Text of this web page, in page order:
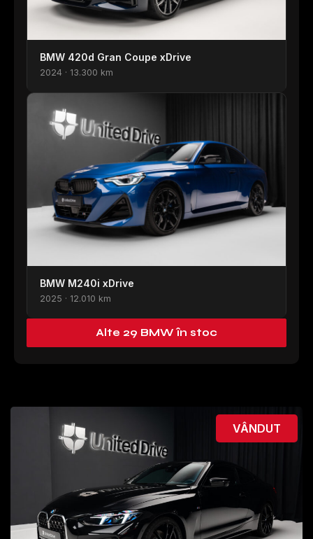
BMW 420d Gran Coupe xDrive
2024 · 13.300 km
BMW M240i xDrive
2025 · 12.010 km
Alte 29 BMW în stoc
VÂNDUT